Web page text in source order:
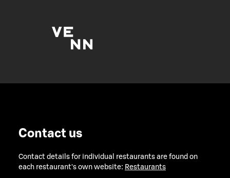
Contact us
Contact details for individual restaurants are found on
each restaurant's own website: Restaurants